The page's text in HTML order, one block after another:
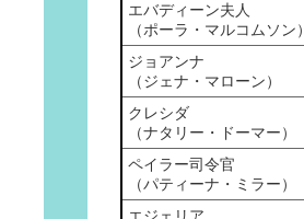
エバディーン夫人
（ポーラ・マルコムソン）
ジョアンナ
（ジェナ・マローン）
クレシダ
（ナタリー・ドーマー）
ペイラー司令官
（パティーナ・ミラー）